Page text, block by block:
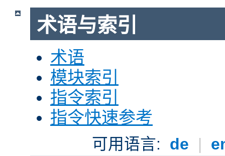
术语与索引
术语
模块索引
指令索引
指令快速参考
可用语言: de |